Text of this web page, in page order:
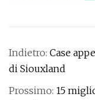
Indietro: Case
di Siouxland
Prossimo: 15